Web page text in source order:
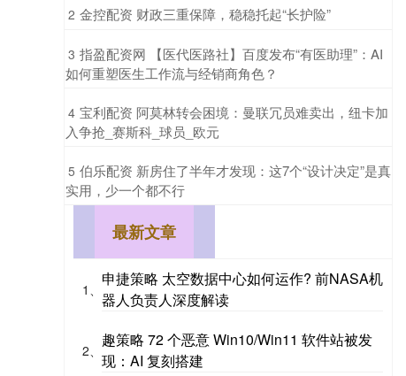
2 ​金控配资 财政三重保障，稳稳托起“长护险”
3 ​指盈配资网 【医代医路社】百度发布“有医助理”：AI
如何重塑医生工作流与经销商角色？
4 ​宝利配资 阿莫林转会困境：曼联冗员难卖出，纽卡加
入争抢_赛斯科_球员_欧元
5 ​伯乐配资 新房住了半年才发现：这7个“设计决定”是真
实用，少一个都不行
最新文章
1、
申捷策略 太空数据中心如何运作? 前NASA机
器人负责人深度解读
2、
趣策略 72 个恶意 Win10/Win11 软件站被发
现：AI 复刻搭建